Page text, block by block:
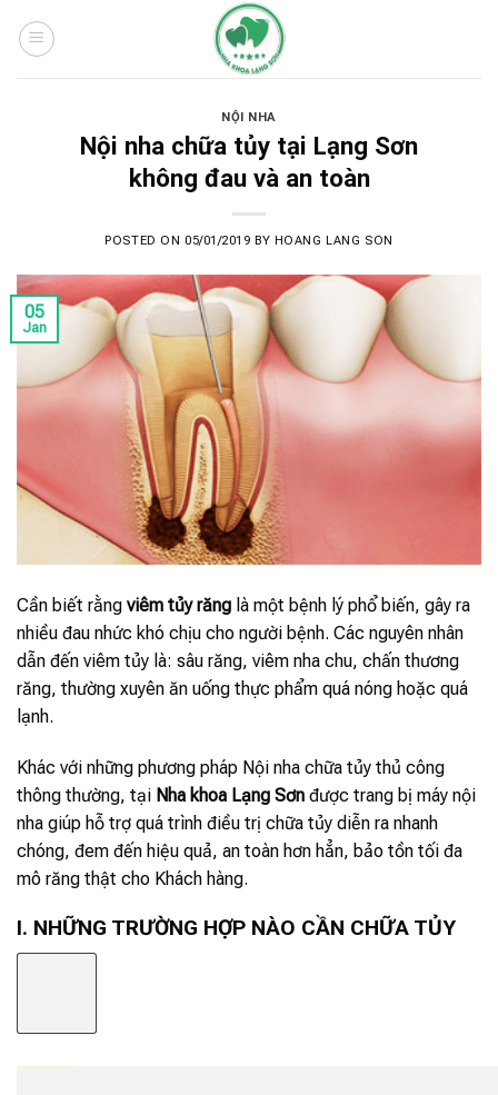
NỘI NHA
Nội nha chữa tủy tại Lạng Sơn
không đau và an toàn
POSTED ON 05/01/2019 BY HOANG LANG SON
05
Jan
Cần biết rằng viêm tủy răng là một bệnh lý phổ biến, gây ra
nhiều đau nhức khó chịu cho người bệnh. Các nguyên nhân
dẫn đến viêm tủy là: sâu răng, viêm nha chu, chấn thương
răng, thường xuyên ăn uống thực phẩm quá nóng hoặc quá
lạnh.
Khác với những phương pháp Nội nha chữa tủy thủ công
thông thường, tại Nha khoa Lạng Sơn được trang bị máy nội
nha giúp hỗ trợ quá trình điều trị chữa tủy diễn ra nhanh
chóng, đem đến hiệu quả, an toàn hơn hẳn, bảo tồn tối đa
mô răng thật cho Khách hàng.
I. NHỮNG TRƯỜNG HỢP NÀO CẦN CHỮA TỦY